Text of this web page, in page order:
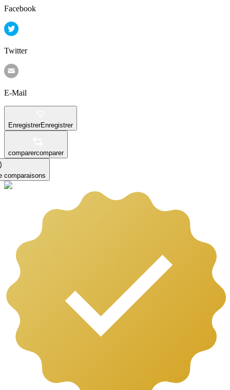
Facebook
Twitter
E-Mail
EnregistrerEnregistrer
comparercomparer
comparaisons